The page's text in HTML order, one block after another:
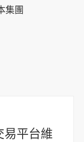
集團
易平台維